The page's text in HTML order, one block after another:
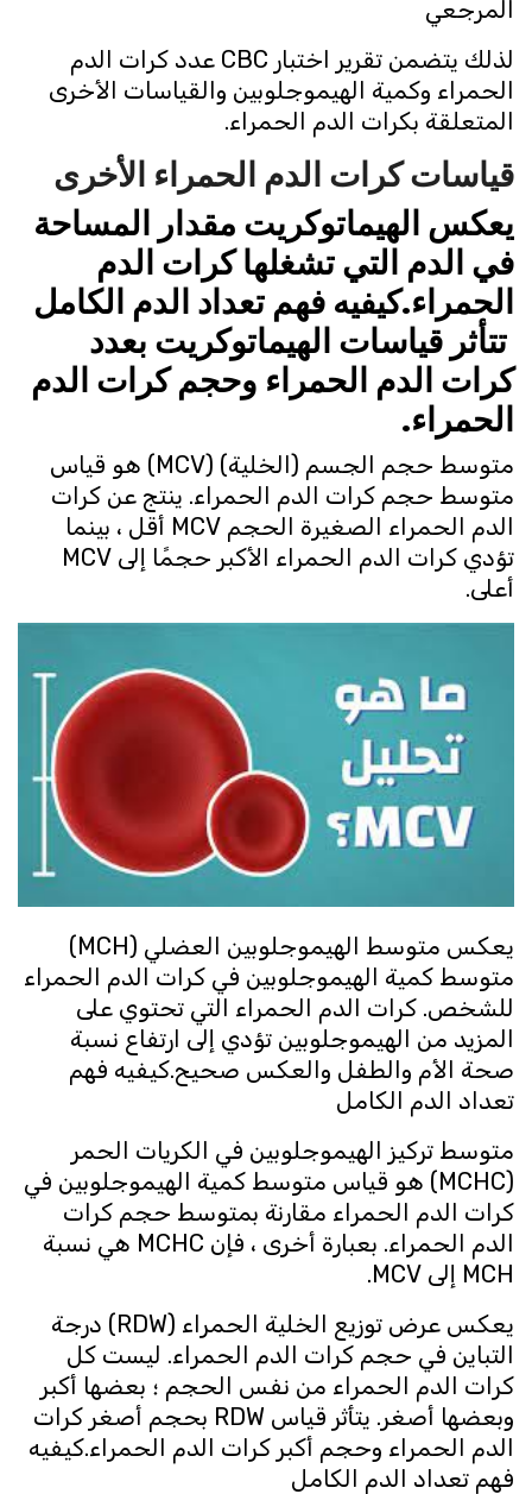
المرجعي
لذلك يتضمن تقرير اختبار CBC عدد كرات الدم
الحمراء وكمية الهيموجلوبين والقياسات الأخرى
المتعلقة بكرات الدم الحمراء.
قياسات كرات الدم الحمراء الأخرى
يعكس الهيماتوكريت مقدار المساحة
في الدم التي تشغلها كرات الدم
الحمراء.كيفيه فهم تعداد الدم الكامل
تتأثر قياسات الهيماتوكريت بعدد
كرات الدم الحمراء وحجم كرات الدم
الحمراء.
متوسط ​​حجم الجسم (الخلية) (MCV) هو قياس
متوسط ​​حجم كرات الدم الحمراء. ينتج عن كرات
الدم الحمراء الصغيرة الحجم MCV أقل ، بينما
تؤدي كرات الدم الحمراء الأكبر حجمًا إلى MCV
أعلى.
يعكس متوسط ​​الهيموجلوبين العضلي (MCH)
متوسط ​​كمية الهيموجلوبين في كرات الدم الحمراء
للشخص. كرات الدم الحمراء التي تحتوي على
المزيد من الهيموجلوبين تؤدي إلى ارتفاع نسبة
صحة الأم والطفل والعكس صحيح.كيفيه فهم
تعداد الدم الكامل
متوسط ​​تركيز الهيموجلوبين في الكريات الحمر
(MCHC) هو قياس متوسط ​​كمية الهيموجلوبين في
كرات الدم الحمراء مقارنة بمتوسط ​​حجم كرات
الدم الحمراء. بعبارة أخرى ، فإن MCHC هي نسبة
MCH إلى MCV.
يعكس عرض توزيع الخلية الحمراء (RDW) درجة
التباين في حجم كرات الدم الحمراء. ليست كل
كرات الدم الحمراء من نفس الحجم ؛ بعضها أكبر
وبعضها أصغر. يتأثر قياس RDW بحجم أصغر كرات
الدم الحمراء وحجم أكبر كرات الدم الحمراء.كيفيه
فهم تعداد الدم الكامل